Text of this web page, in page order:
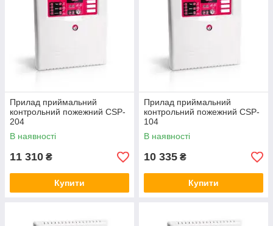
Прилад приймальний
контрольний пожежний CSP-
204
В наявності
11 310 ₴
Купити
Прилад приймальний
контрольний пожежний CSP-
104
В наявності
10 335 ₴
Купити